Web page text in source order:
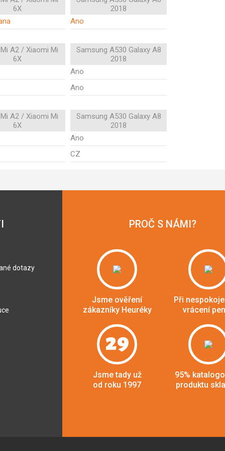
6X
2018
Ano
A2 / Xiaomi Mi
6X
Samsung A530 Galaxy A8
2018
Ano
Ano
A2 / Xiaomi Mi
6X
Samsung A530 Galaxy A8
2018
Ano
CZ
dotazy
PROČ S NÁMI?
Jsme ověření
zákazníky Heuréky
Při
vrácení
29
Jsme tady už
od roku 1997
95%
produktu